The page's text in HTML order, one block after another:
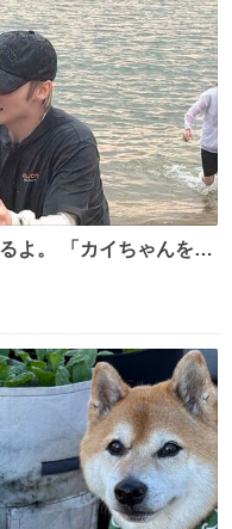
んをい
来るぞ。」って。